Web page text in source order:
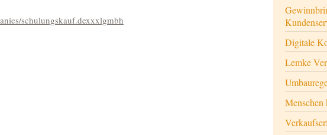
schulungskauf.dexxxlgmbh
Digitale
Lemke
Menschen